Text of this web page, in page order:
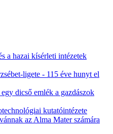
a hazai kísérleti intézetek
ligete - 115 éve hunyt el
dicső emlék a gazdászok
kutatóintézete
az Alma Mater számára